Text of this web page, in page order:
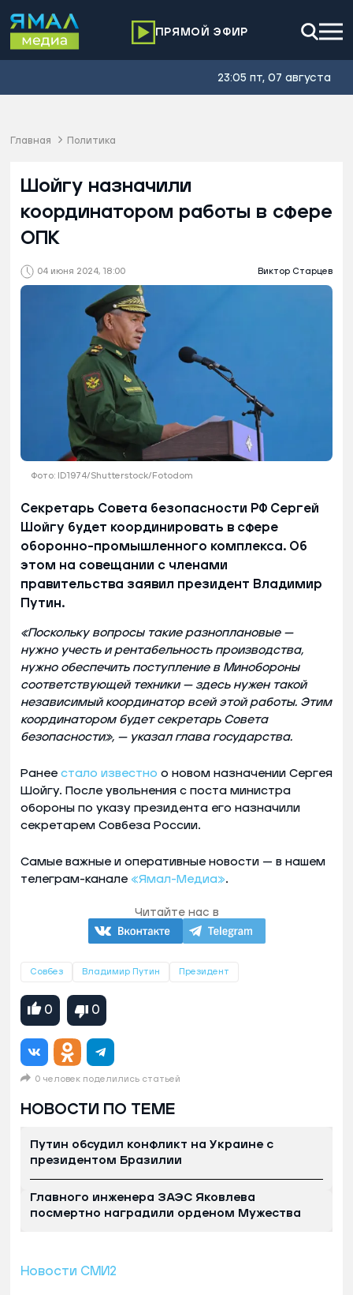
ПРЯМОЙ ЭФИР
23:05 пт, 07 августа
Главная Политика
04 июня 2024, 18:00 Виктор Старцев
Шойгу назначили
координатором работы в сфере
ОПК
Фото: ID1974/Shutterstock/Fotodom
Секретарь Совета безопасности РФ Сергей
Шойгу будет координировать в сфере
оборонно-промышленного комплекса. Об
этом на совещании с членами
правительства заявил президент Владимир
Путин.
«Поскольку вопросы такие разноплановые —
нужно учесть и рентабельность производства,
нужно обеспечить поступление в Минобороны
соответствующей техники — здесь нужен такой
независимый координатор всей этой работы. Этим
координатором будет секретарь Совета
безопасности», — указал глава государства.
Ранее стало известно о новом назначении Сергея
Шойгу. После увольнения с поста министра
обороны по указу президента его назначили
секретарем Совбеза России.
Самые важные и оперативные новости — в нашем
телеграм-канале «Ямал-Медиа».
Читайте нас в
Совбез Владимир Путин Президент
0 0
0 человек поделились статьей
НОВОСТИ ПО ТЕМЕ
Путин обсудил конфликт на Украине с
президентом Бразилии
Главного инженера ЗАЭС Яковлева
посмертно наградили орденом Мужества
Новости СМИ2